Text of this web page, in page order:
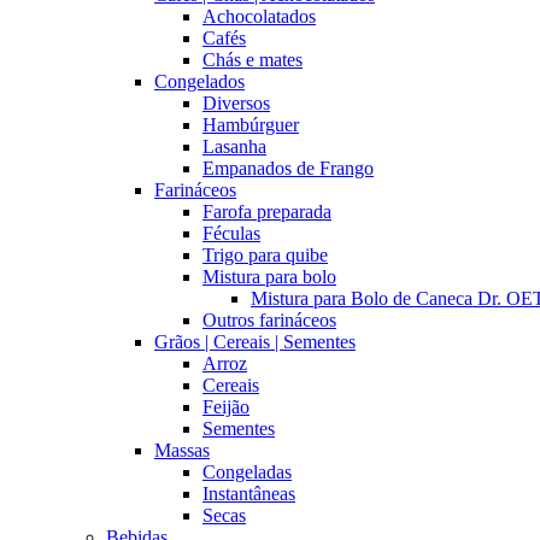
Achocolatados
Cafés
Chás e mates
Congelados
Diversos
Hambúrguer
Lasanha
Empanados de Frango
Farináceos
Farofa preparada
Féculas
Trigo para quibe
Mistura para bolo
Mistura para Bolo de Caneca Dr.
Outros farináceos
Grãos | Cereais | Sementes
Arroz
Cereais
Feijão
Sementes
Massas
Congeladas
Instantâneas
Secas